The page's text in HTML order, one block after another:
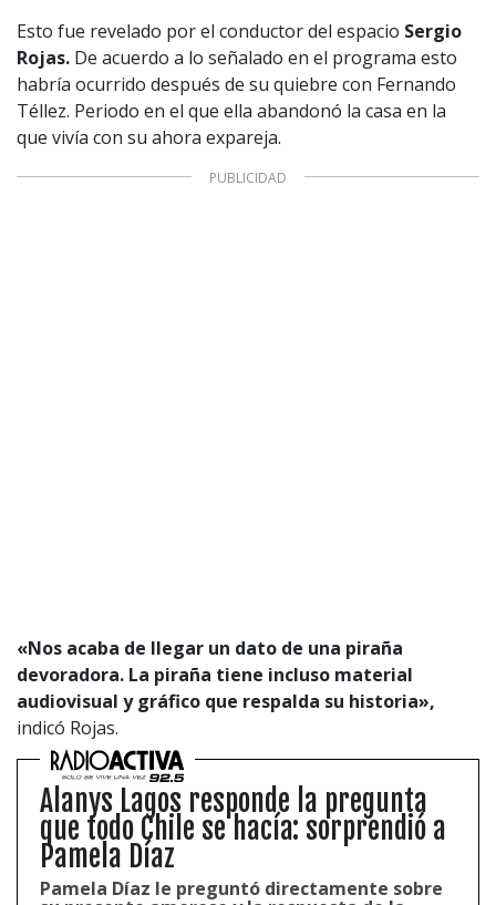
Esto fue revelado por el conductor del espacio Sergio
Rojas. De acuerdo a lo señalado en el programa esto
habría ocurrido después de su quiebre con Fernando
Téllez. Periodo en el que ella abandonó la casa en la
que vivía con su ahora expareja.
«Nos acaba de llegar un dato de una piraña
devoradora. La piraña tiene incluso material
audiovisual y gráfico que respalda su historia»,
indicó Rojas.
Alanys Lagos responde la pregunta
que todo Chile se hacía: sorprendió a
Pamela Díaz
Pamela Díaz le preguntó directamente sobre